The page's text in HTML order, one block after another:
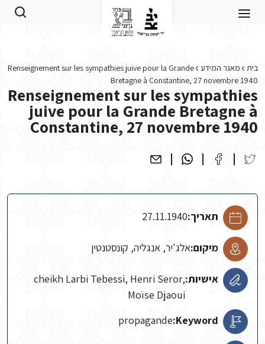
בית מאגר המידע
Renseignement sur les sympathies juive pour la Grande
Bretagne à Constantine, 27 novembre 1940
Renseignement sur les sympathies
juive pour la Grande Bretagne à
Constantine, 27 novembre 1940
תאריך:27.11.1940
מיקום:אלג'יר, אנגליה, קונסטנטין
אישיות:cheikh Larbi Tebessi, Henri Seror,
Moïse Djaoui
Keyword:
propagande